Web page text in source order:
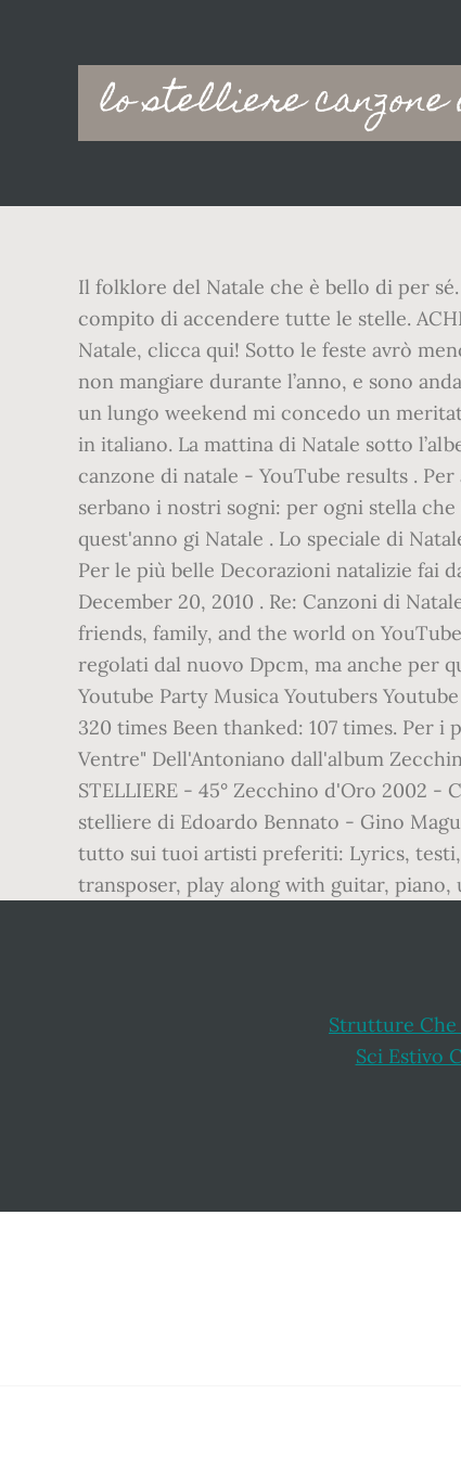
lo stelliere
Main
navigation
Il folklore del Natale che è bello di per
compito di accendere tutte le stelle.
Natale, clicca qui! Sotto le feste avrò
non mangiare durante l’anno, e sono
un lungo weekend mi concedo un
in italiano. La mattina di Natale sotto
canzone di natale - YouTube results .
serbano i nostri sogni: per ogni stella
quest'anno gi Natale . Lo speciale di
Per le più belle Decorazioni natalizie fai
December 20, 2010 . Re: Canzoni di
friends, family, and the world on
regolati dal nuovo Dpcm, ma anche per
Youtube Party Musica Youtubers
320 times Been thanked: 107 times. Per
Ventre" Dell'Antoniano dall'album
STELLIERE - 45° Zecchino d'Oro 2002
stelliere di Edoardo Bennato - Gino
tutto sui tuoi artisti preferiti: Lyrics, testi,
transposer, play along with guitar, piano,
Strutture Che
Sci Estivo